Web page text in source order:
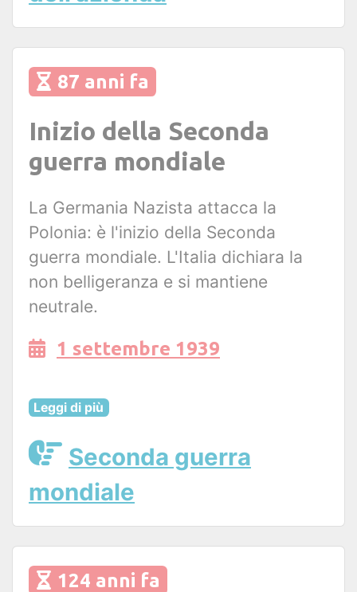
87 anni fa
Inizio della Seconda
guerra mondiale
La Germania Nazista attacca la
Polonia: è l'inizio della Seconda
guerra mondiale. L'Italia dichiara la
non belligeranza e si mantiene
neutrale.
1 settembre 1939
Leggi di più
Seconda guerra
mondiale
124 anni fa